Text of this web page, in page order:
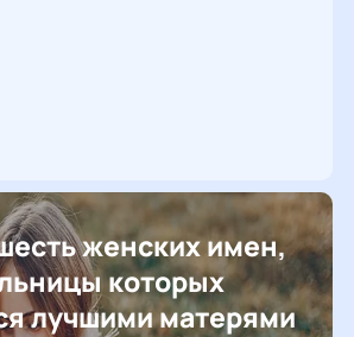
женских имен,
которых
лучшими матерями